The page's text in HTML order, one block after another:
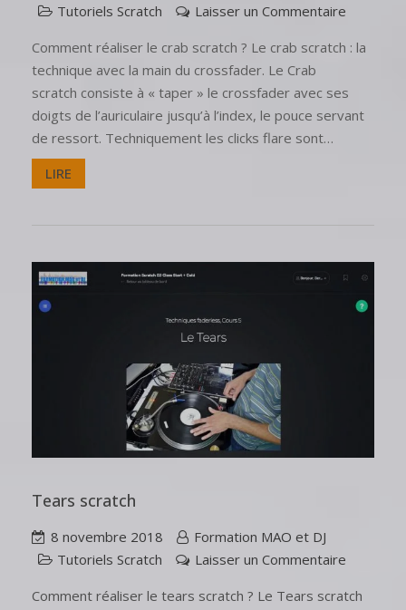
Tutoriels Scratch
Laisser un Commentaire
Comment réaliser le crab scratch ? Le crab scratch : la
technique avec la main du crossfader. Le Crab
scratch consiste à « taper » le crossfader avec ses
doigts de l’auriculaire jusqu’à l’index, le pouce servant
de ressort. Techniquement les clicks flare sont…
LIRE
Tears scratch
8 novembre 2018
Formation MAO et DJ
Tutoriels Scratch
Laisser un Commentaire
Comment réaliser le tears scratch ? Le Tears scratch